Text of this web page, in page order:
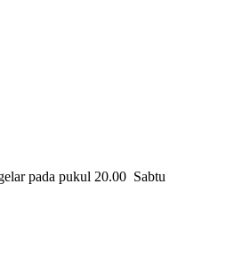
pada pukul 20.00 Sabtu